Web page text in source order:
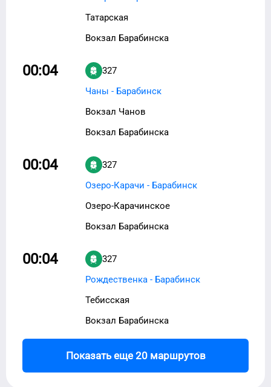
Татарская
Вокзал Барабинска
00:04
327
Чаны - Барабинск
Вокзал Чанов
Вокзал Барабинска
00:04
327
Озеро-Карачи - Барабинск
Озеро-Карачинское
Вокзал Барабинска
00:04
327
Рождественка - Барабинск
Тебисская
Вокзал Барабинска
Показать еще 20 маршрутов